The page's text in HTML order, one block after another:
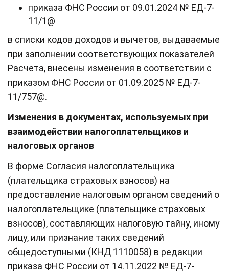
приказа ФНС России от 09.01.2024 № ЕД-7-
11/1@
в списки кодов доходов и вычетов, выдаваемые
при заполнении соответствующих показателей
Расчета, внесены изменения в соответствии с
приказом ФНС России от 01.09.2025 № ЕД-7-
11/757@.
Изменения в документах, используемых при
взаимодействии налогоплательщиков и
налоговых органов
В форме Согласия налогоплательщика
(плательщика страховых взносов) на
предоставление налоговым органом сведений о
налогоплательщике (плательщике страховых
взносов), составляющих налоговую тайну, иному
лицу, или признание таких сведений
общедоступными (КНД 1110058) в редакции
приказа ФНС России от 14.11.2022 № ЕД-7-